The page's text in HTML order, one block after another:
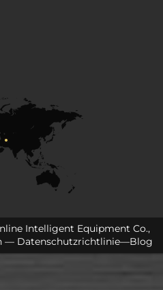
Intelligent Equipment Co.,
— Datenschutzrichtlinie—Blog